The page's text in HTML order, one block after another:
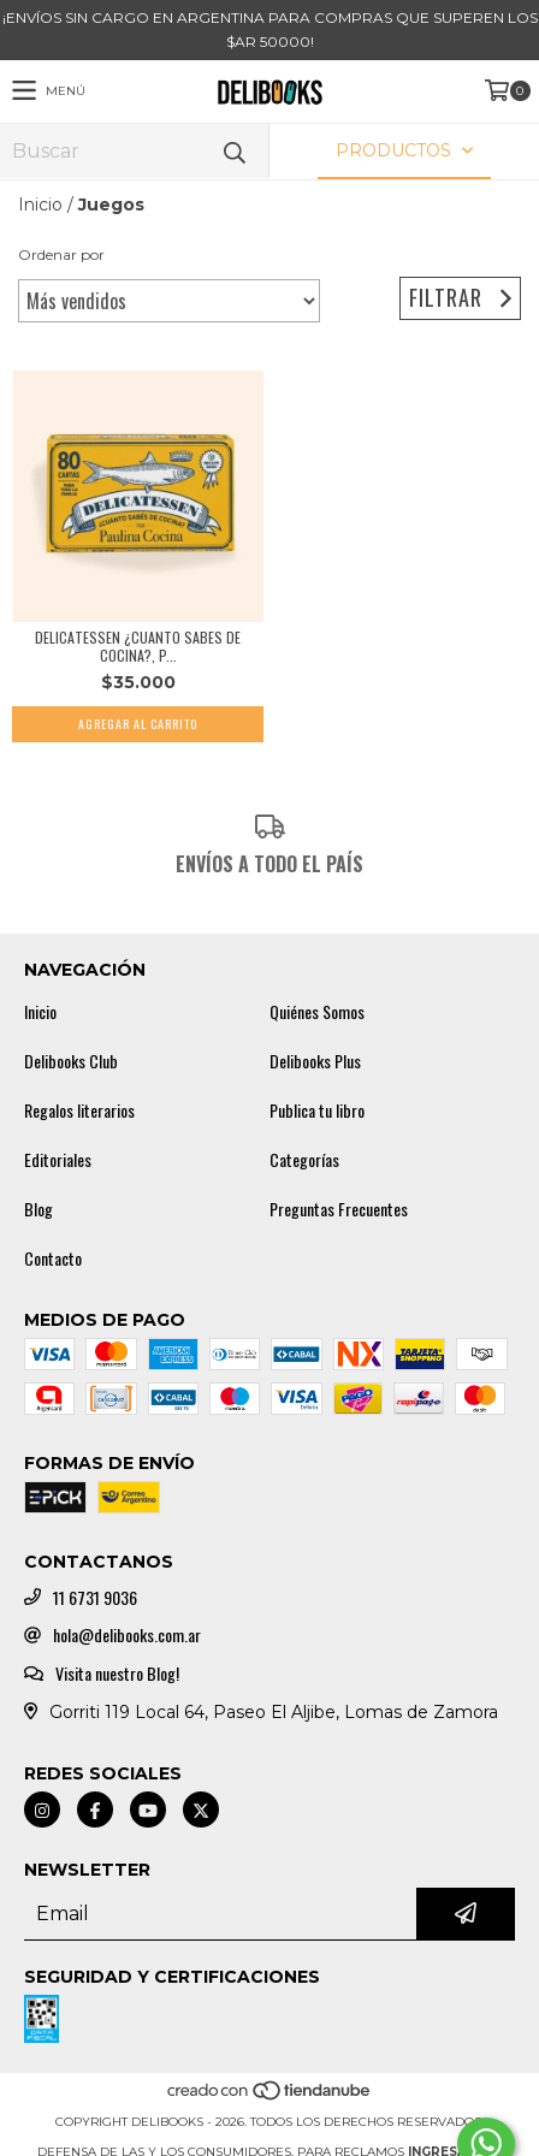
¡ENVÍOS SIN CARGO EN ARGENTINA PARA COMPRAS QUE SUPEREN LOS
$AR 50000!
MENÚ 0
PRODUCTOS
Inicio / Juegos
Ordenar por
FILTRAR
DELICATESSEN ¿CUANTO SABES DE
COCINA?, P...
$35.000
ENVÍOS A TODO EL PAÍS
NAVEGACIÓN
Inicio
Quiénes Somos
Delibooks Club
Delibooks Plus
Regalos literarios
Publica tu libro
Editoriales
Categorías
Blog
Preguntas Frecuentes
Contacto
MEDIOS DE PAGO
FORMAS DE ENVÍO
CONTACTANOS
11 6731 9036
hola@delibooks.com.ar
Visita nuestro Blog!
Gorriti 119 Local 64, Paseo El Aljibe, Lomas de Zamora
REDES SOCIALES
NEWSLETTER
SEGURIDAD Y CERTIFICACIONES
COPYRIGHT DELIBOOKS - 2026. TODOS LOS DERECHOS RESERVADOS.
DEFENSA DE LAS Y LOS CONSUMIDORES. PARA RECLAMOS
INGRESÁ ACÁ.